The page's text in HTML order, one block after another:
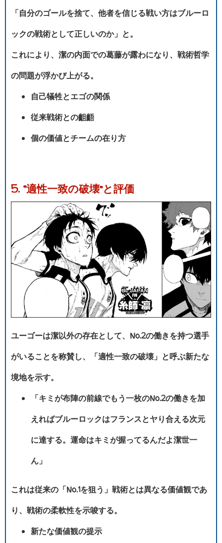
「自分のゴールを捨て、他者を信じる戦い方はブルーロ
ックの戦術として正しいのか」と。
これにより、潔の内面での葛藤が露わになり、戦術哲学
の問題が浮かび上がる。
自己犠牲とエゴの関係
従来戦術との齟齬
個の価値とチームの在り方
5. “適性一致の破壊”と評価
ユーゴーは潔以外の存在として、No.2の働きを持つ選手
がいることを称賛し、「適性一致の破壊」と呼ぶ新たな
境地を示す。
「キミが布陣の前線でもう一枚のNo.2の働きを加
えればブルーロックはフランスとヤり合える次元
に達する。運命はキミが握ってるんだよ潔世一
ん」
これは従来の「No.1を狙う」戦術とは異なる価値観であ
り、戦術の柔軟性を示唆する。
新たな価値観の提示